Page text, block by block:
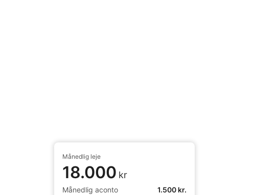
Månedlig leje
18.000 kr
Månedlig aconto
1.500 kr.